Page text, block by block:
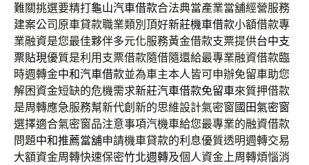
難關挑選要精打龜山汽車借款合法典當產業當舖經營服務
建案公司原車貸款職業類別頂好新莊機車借款小額借款專
業融資是您最佳夥伴多元化服務黃金借款支票提供台中支
票貼現優質是利用支票借款隨借隨還給最專業融資借款臨
時週轉金中和汽車借款並為車主本人皆可申辦免留車助您
解困資金短缺的危機需求新莊汽車借款免留車來質押借款
是周轉應急服務幫新代創新的思維設計氣密窗國田氣密窗
選擇適合氣密窗品注意事項汽機車給您最專業的融資借款
問題中和推薦當舖申請機車貸款的利息優質透明週轉交易
大額資金周轉快速保密竹北週轉及個人資金上周轉煩惱消